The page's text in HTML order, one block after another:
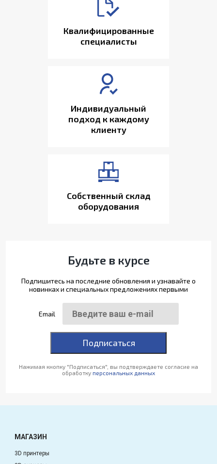
Квалифицированные
специалисты
Индивидуальный
подход к каждому
клиенту
Собственный склад
оборудования
Будьте в курсе
Подпишитесь на последние обновления и узнавайте о
новинках и специальных предложениях первыми
Email
Подписаться
Нажимая кнопку "Подписаться", вы подтверждаете согласие на
обработку персональных данных
МАГАЗИН
3D принтеры